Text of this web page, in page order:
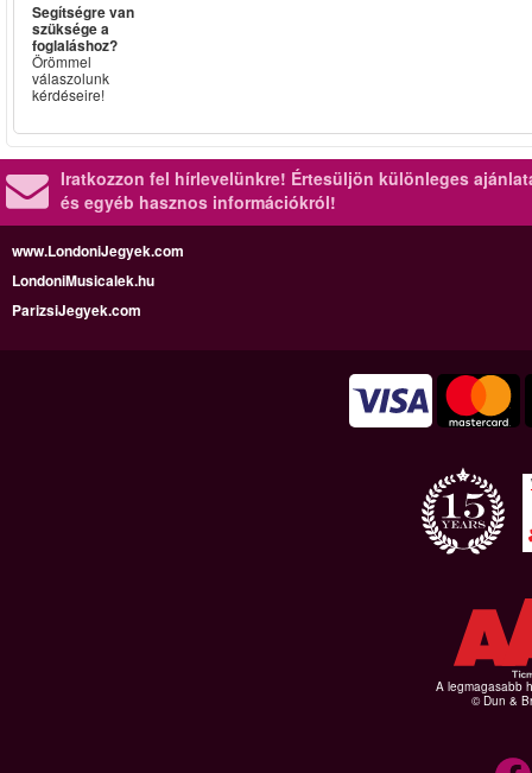
Segítségre van
szüksége a
foglaláshoz?
Örömmel
válaszolunk
kérdéseire!
Iratkozzon fel hírlevelünkre! Értesüljön különleges
és egyéb hasznos információkról!
www.LondoniJegyek.com
LondoniMusicalek.hu
ParizsiJegyek.com
A legmagasabb
© Dun &